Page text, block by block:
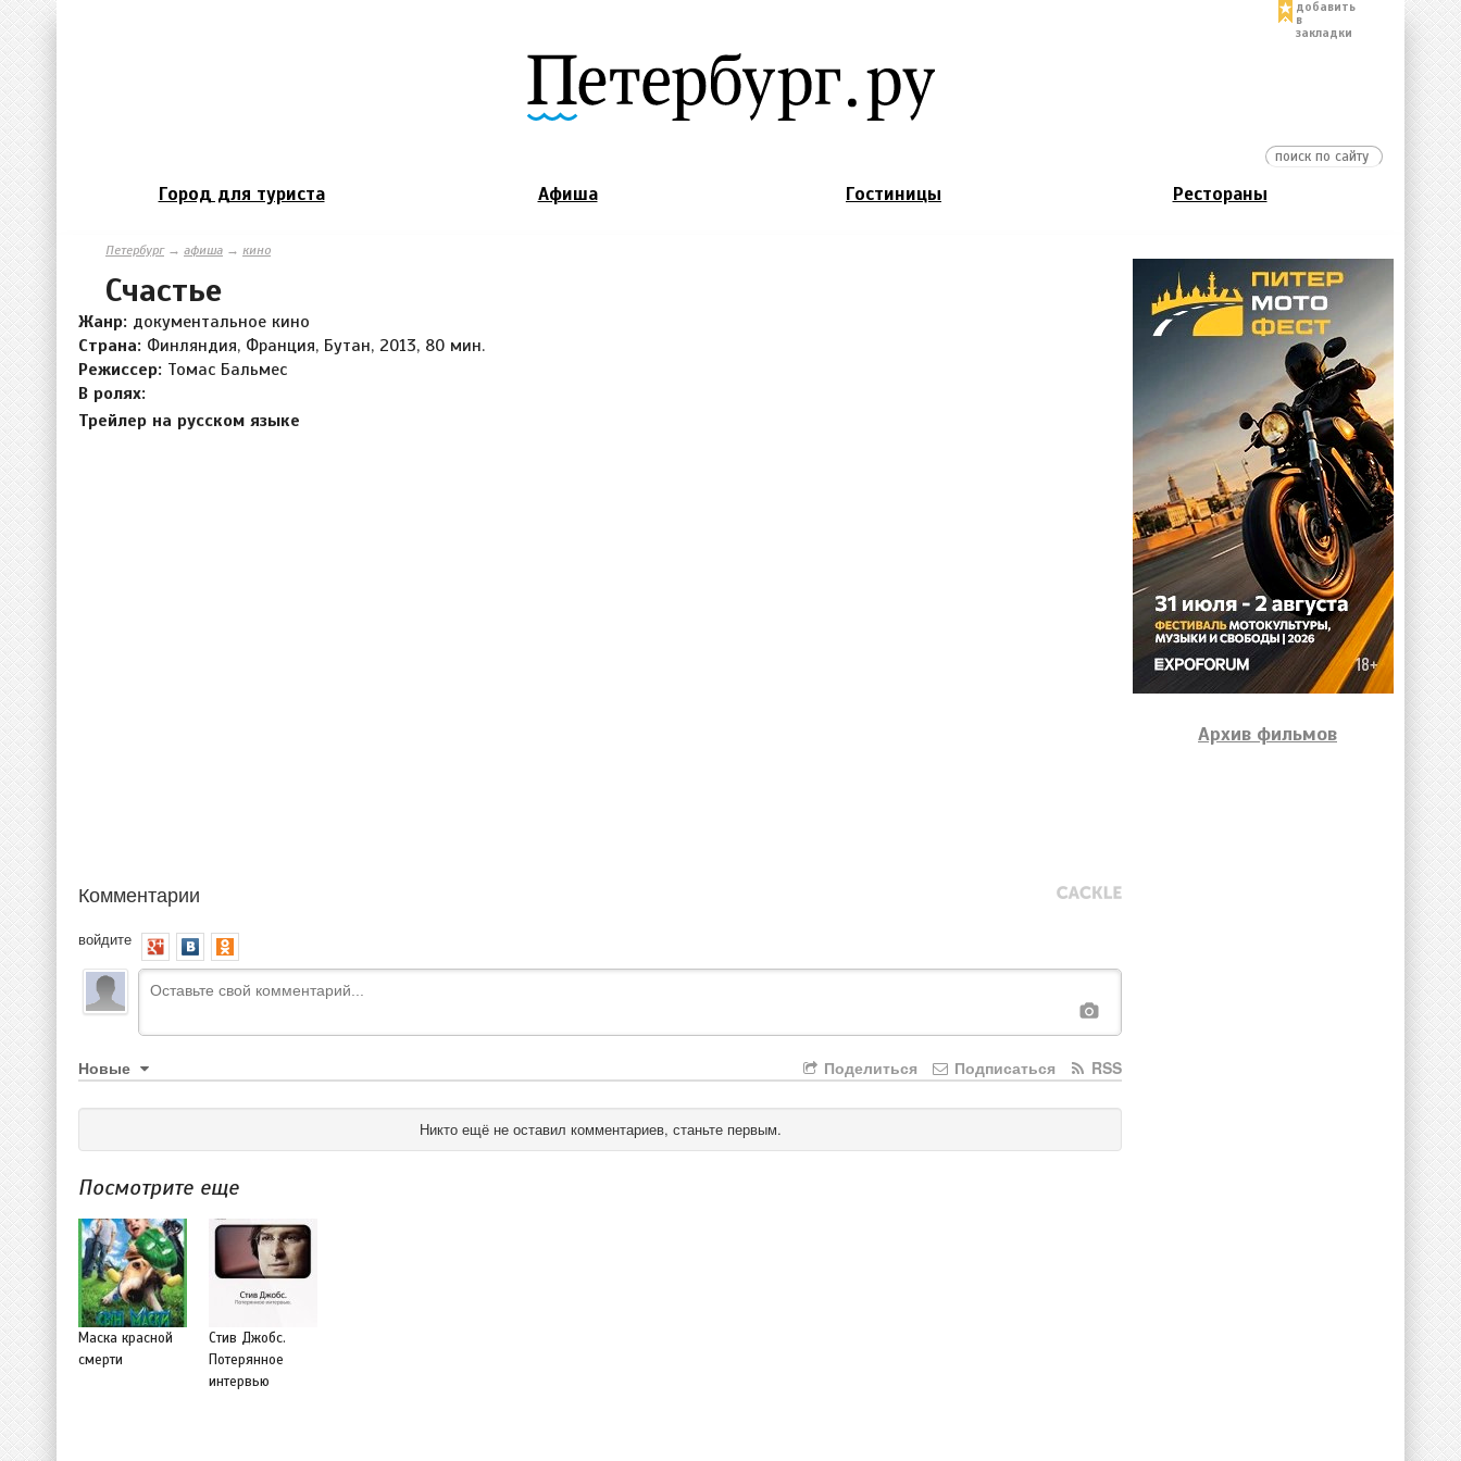
добавить
в
закладки
Город для туриста Афиша Гостиницы Рестораны
Петербург→ афиша → кино
Счастье
Жанр: документальное кино
Страна: Финляндия, Франция, Бутан, 2013, 80 мин.
Режиссер: Томас Бальмес
В ролях:
Трейлер на русском языке
Комментарии
войдите
Новые RSS
Подписаться
Поделиться
Никто ещё не оставил комментариев, станьте первым.
Посмотрите еще
Маска красной
смерти
Стив Джобс.
Потерянное
интервью
Архив фильмов